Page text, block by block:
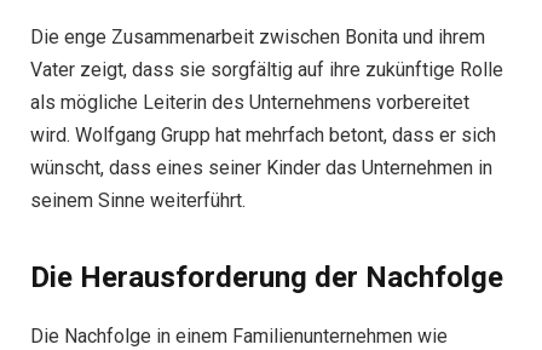
Die enge Zusammenarbeit zwischen Bonita und ihrem
Vater zeigt, dass sie sorgfältig auf ihre zukünftige Rolle
als mögliche Leiterin des Unternehmens vorbereitet
wird. Wolfgang Grupp hat mehrfach betont, dass er sich
wünscht, dass eines seiner Kinder das Unternehmen in
seinem Sinne weiterführt.
Die Herausforderung der Nachfolge
Die Nachfolge in einem Familienunternehmen wie